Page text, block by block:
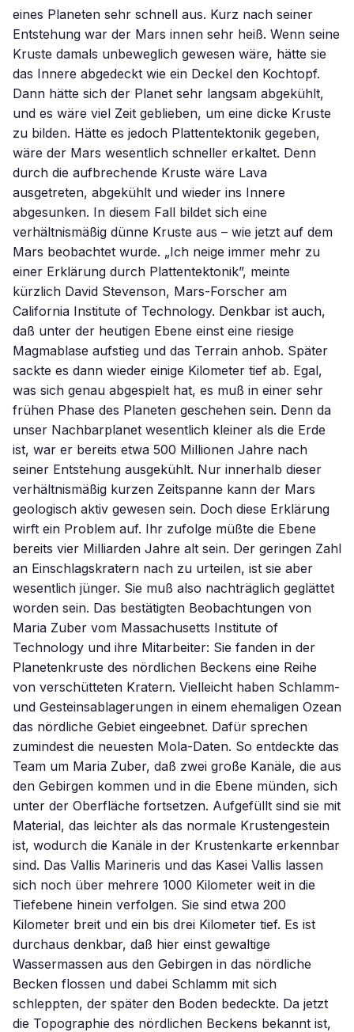
eines Planeten sehr schnell aus. Kurz nach seiner
Entstehung war der Mars innen sehr heiß. Wenn seine
Kruste damals unbeweglich gewesen wäre, hätte sie
das Innere abgedeckt wie ein Deckel den Kochtopf.
Dann hätte sich der Planet sehr langsam abgekühlt,
und es wäre viel Zeit geblieben, um eine dicke Kruste
zu bilden. Hätte es jedoch Plattentektonik gegeben,
wäre der Mars wesentlich schneller erkaltet. Denn
durch die aufbrechende Kruste wäre Lava
ausgetreten, abgekühlt und wieder ins Innere
abgesunken. In diesem Fall bildet sich eine
verhältnismäßig dünne Kruste aus – wie jetzt auf dem
Mars beobachtet wurde. „Ich neige immer mehr zu
einer Erklärung durch Plattentektonik”, meinte
kürzlich David Stevenson, Mars-Forscher am
California Institute of Technology. Denkbar ist auch,
daß unter der heutigen Ebene einst eine riesige
Magmablase aufstieg und das Terrain anhob. Später
sackte es dann wieder einige Kilometer tief ab. Egal,
was sich genau abgespielt hat, es muß in einer sehr
frühen Phase des Planeten geschehen sein. Denn da
unser Nachbarplanet wesentlich kleiner als die Erde
ist, war er bereits etwa 500 Millionen Jahre nach
seiner Entstehung ausgekühlt. Nur innerhalb dieser
verhältnismäßig kurzen Zeitspanne kann der Mars
geologisch aktiv gewesen sein. Doch diese Erklärung
wirft ein Problem auf. Ihr zufolge müßte die Ebene
bereits vier Milliarden Jahre alt sein. Der geringen Zahl
an Einschlagskratern nach zu urteilen, ist sie aber
wesentlich jünger. Sie muß also nachträglich geglättet
worden sein. Das bestätigten Beobachtungen von
Maria Zuber vom Massachusetts Institute of
Technology und ihre Mitarbeiter: Sie fanden in der
Planetenkruste des nördlichen Beckens eine Reihe
von verschütteten Kratern. Vielleicht haben Schlamm-
und Gesteinsablagerungen in einem ehemaligen Ozean
das nördliche Gebiet eingeebnet. Dafür sprechen
zumindest die neuesten Mola-Daten. So entdeckte das
Team um Maria Zuber, daß zwei große Kanäle, die aus
den Gebirgen kommen und in die Ebene münden, sich
unter der Oberfläche fortsetzen. Aufgefüllt sind sie mit
Material, das leichter als das normale Krustengestein
ist, wodurch die Kanäle in der Krustenkarte erkennbar
sind. Das Vallis Marineris und das Kasei Vallis lassen
sich noch über mehrere 1000 Kilometer weit in die
Tiefebene hinein verfolgen. Sie sind etwa 200
Kilometer breit und ein bis drei Kilometer tief. Es ist
durchaus denkbar, daß hier einst gewaltige
Wassermassen aus den Gebirgen in das nördliche
Becken flossen und dabei Schlamm mit sich
schleppten, der später den Boden bedeckte. Da jetzt
die Topographie des nördlichen Beckens bekannt ist,